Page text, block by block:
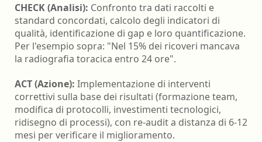
CHECK (Analisi): Confronto tra dati raccolti e
standard concordati, calcolo degli indicatori di
qualità, identificazione di gap e loro quantificazione.
Per l'esempio sopra: "Nel 15% dei ricoveri mancava
la radiografia toracica entro 24 ore".
ACT (Azione): Implementazione di interventi
correttivi sulla base dei risultati (formazione team,
modifica di protocolli, investimenti tecnologici,
ridisegno di processi), con re-audit a distanza di 6-12
mesi per verificare il miglioramento.